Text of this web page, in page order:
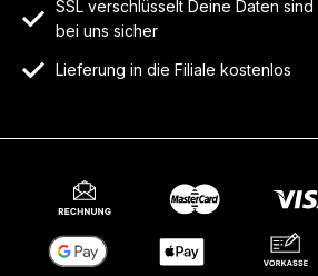
SSL verschlüsselt Deine Daten sind
bei uns sicher
Lieferung in die Filiale kostenlos